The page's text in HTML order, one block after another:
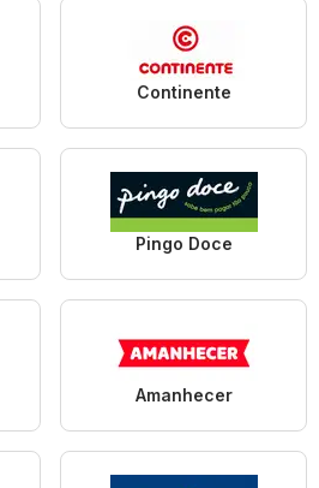
Continente
Pingo Doce
Amanhecer